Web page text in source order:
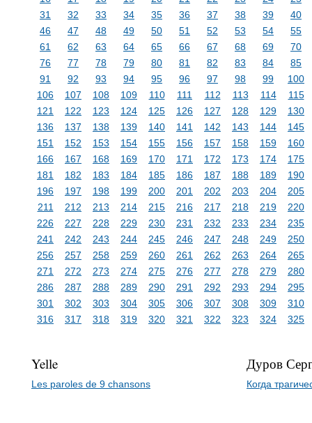
31
32 33 34 35 36 37 38 39
40
46
47 48 49 50 51 52 53 54
55
61
62 63 64 65 66 67 68 69
70
76
77 78 79 80 81 82 83 84
85
91
92 93 94 95 96 97 98 99
100
106
107 108 109 110 111 112 113 114
115
121
122 123 124 125 126 127 128 129
130
136
137 138 139 140 141 142 143 144
145
151
152 153 154 155 156 157 158 159
160
166
167 168 169 170 171 172 173 174
175
181
182 183 184 185 186 187 188 189
190
196
197 198 199 200 201 202 203 204
205
211
212 213 214 215 216 217 218 219
220
226
227 228 229 230 231 232 233 234
235
241
242 243 244 245 246 247 248 249
250
256
257 258 259 260 261 262 263 264
265
271
272 273 274 275 276 277 278 279
280
286
287 288 289 290 291 292 293 294
295
301
302 303 304 305 306 307 308 309
310
316
317 318 319 320 321 322 323 324 325
Yelle
Les paroles de 9 chansons
Дуров
Когда